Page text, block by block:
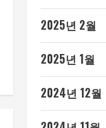
2025년 2월
2025년 1월
2024년 12월